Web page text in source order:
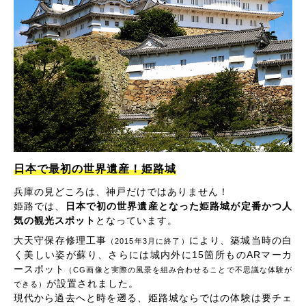
日本で最初の世界遺産！姫路城
兵庫の見どころは、神戸だけではありません！
姫路では、
日本で初の世界遺産となった姫路城が定番かつ人
気の観光スポット となっています。
大天守保存修理工事
（2015年3月に終了）
により、築城当時の白
く美しい姿が蘇り、さらには城内外に15箇所ものARマーカ
ースポット
（CG画像と実際の風景を組み合わせることで不思議な体験が
できる） が設置されました。
現代から過去へと時を遡る、姫路城ならではの体験は要チェ